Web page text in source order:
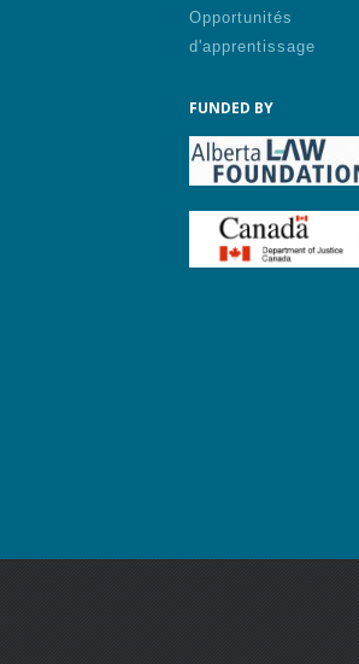
Opportunités
d'apprentissage
FUNDED BY